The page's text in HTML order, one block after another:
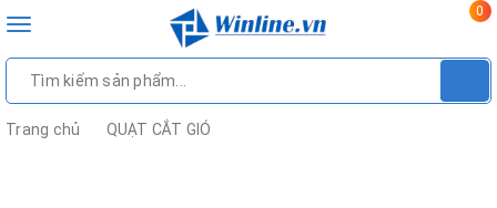
Toggle
0
Trang chủ QUẠT CẮT GIÓ